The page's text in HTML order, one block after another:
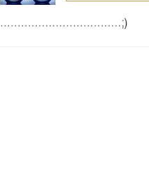
...................................;)